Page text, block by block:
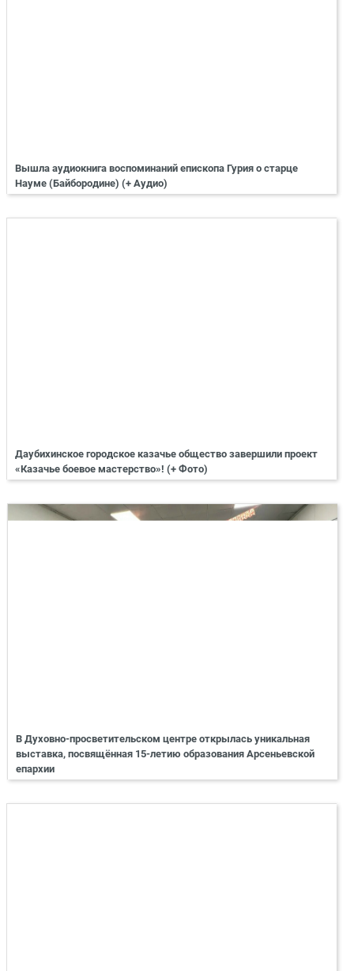
Вышла аудиокнига воспоминаний епископа Гурия о старце
Науме (Байбородине) (+ Аудио)
Даубихинское городское казачье общество завершили проект
«Казачье боевое мастерство»! (+ Фото)
В Духовно-просветительском центре открылась уникальная
выставка, посвящённая 15-летию образования Арсеньевской
епархии